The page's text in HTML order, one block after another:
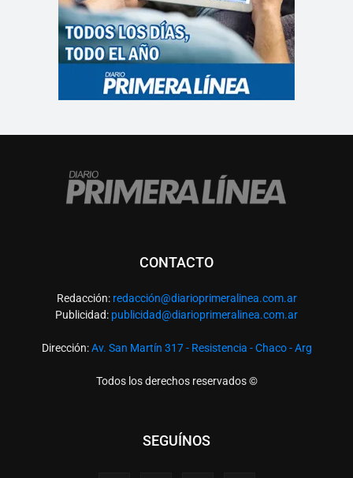
CONTACTO
Redacción: redacción@diarioprimeralinea.com.ar
Publicidad: publicidad@diarioprimeralinea.com.ar
Dirección:Av. San Martín 317 - Resistencia - Chaco - Arg
Todos los derechos reservados ©
SEGUÍNOS